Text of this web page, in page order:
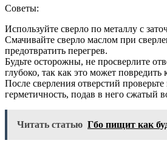
Советы:
Используйте сверло по металлу с
Смачивайте сверло маслом при
предотвратить перегрев.
Будьте осторожны, не просверлите
глубоко, так как это может повредить
После сверления отверстий проверьте
герметичность, подав в него сжатый
Читать статью Гбо пищит как